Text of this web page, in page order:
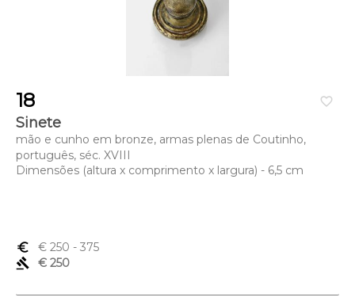
favorite_border
18
Sinete
mão e cunho em bronze, armas plenas de Coutinho,
português, séc. XVIII
Dimensões (altura x comprimento x largura) - 6,5 cm
euro_symbol € 250 - 375
gavel
€ 250